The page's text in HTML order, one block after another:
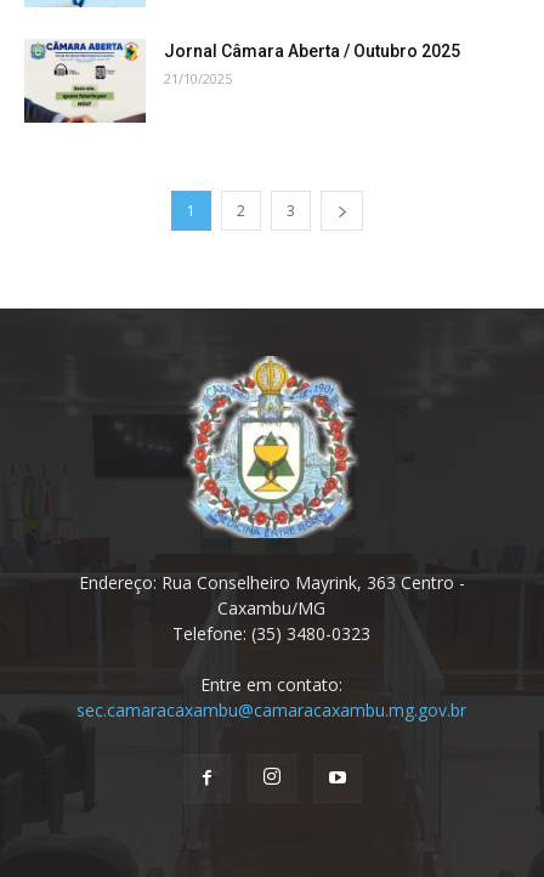
Jornal Câmara Aberta / Outubro 2025
21/10/2025
1 2 3
Endereço: Rua Conselheiro Mayrink, 363 Centro -
Caxambu/MG
Telefone: (35) 3480-0323
Entre em contato:
sec.camaracaxambu@camaracaxambu.mg.gov.br